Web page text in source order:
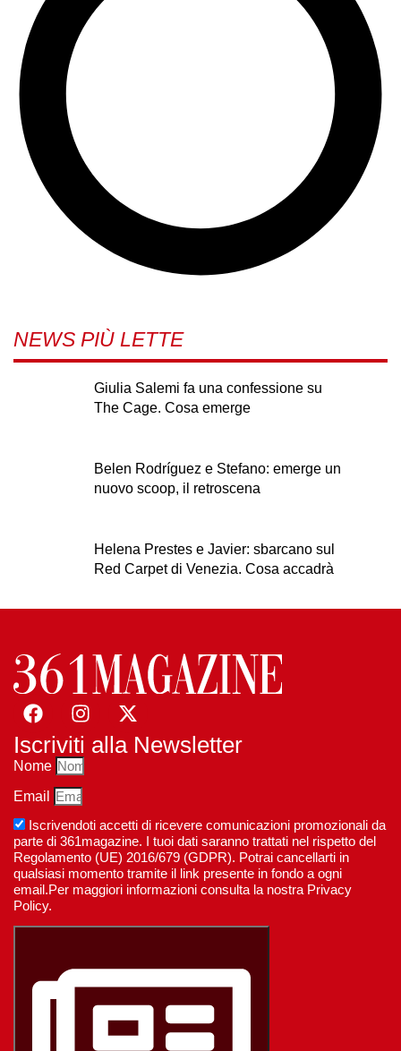
NEWS PIÙ LETTE
Giulia Salemi fa una confessione su
The Cage. Cosa emerge
Belen Rodríguez e Stefano: emerge un
nuovo scoop, il retroscena
Helena Prestes e Javier: sbarcano sul
Red Carpet di Venezia. Cosa accadrà
Iscriviti alla Newsletter
Nome
Email
Iscrivendoti accetti di ricevere comunicazioni promozionali da
parte di 361magazine. I tuoi dati saranno trattati nel rispetto del
Regolamento (UE) 2016/679 (GDPR). Potrai cancellarti in
qualsiasi momento tramite il link presente in fondo a ogni
email.Per maggiori informazioni consulta la nostra Privacy
Policy.